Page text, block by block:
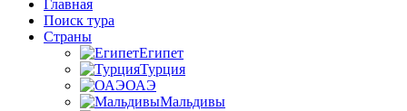
Главная
Поиск тура
Страны
Египет
Турция
ОАЭ
Мальдивы